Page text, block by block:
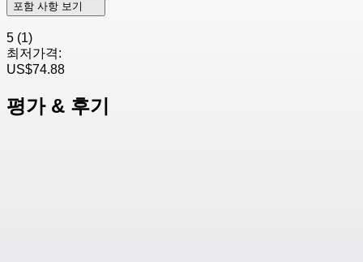
포함 사항 보기
5 (1)
최저가격:
US$74.88
평가 & 후기